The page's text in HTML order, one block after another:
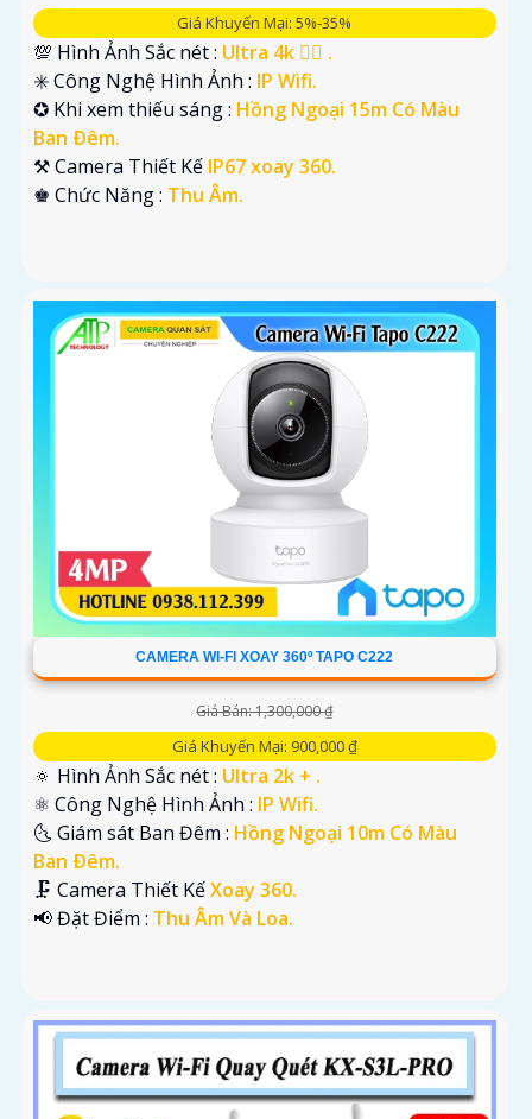
Giá Khuyến Mại: 5%-35%
💯 Hình Ảnh Sắc nét : Ultra 4k 👍🏾 .
✳️ Công Nghệ Hình Ảnh : IP Wifi.
✪ Khi xem thiếu sáng : Hồng Ngoại 15m Có Màu
Ban Ðêm.
⚒ Camera Thiết Kế IP67 xoay 360.
️♚ Chức Năng : Thu Âm.
CAMERA WI-FI XOAY 360º TAPO C222
Giá Bán: 1,300,000 ₫
Giá Khuyến Mại: 900,000 ₫
🔅 Hình Ảnh Sắc nét : Ultra 2k + .
⚛️ Công Nghệ Hình Ảnh : IP Wifi.
🌜 Giám sát Ban Đêm : Hồng Ngoại 10m Có Màu
Ban Ðêm.
🗜️ Camera Thiết KếXoay 360.
️📢 Đặt Điểm : Thu Âm Và Loa.